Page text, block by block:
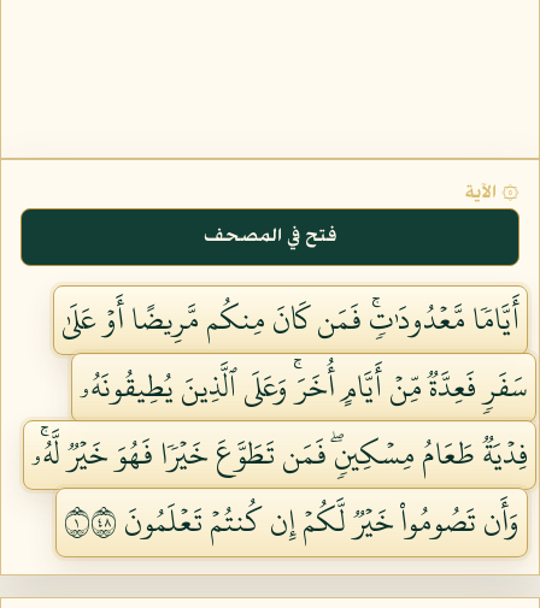
۞ الآية
فتح في المصحف
أَيَّامٗا مَّعۡدُودَٰتٖۚ فَمَن كَانَ مِنكُم مَّرِيضًا أَوۡ عَلَىٰ
سَفَرٖ فَعِدَّةٞ مِّنۡ أَيَّامٍ أُخَرَۚ وَعَلَى ٱلَّذِينَ يُطِيقُونَهُۥ
فِدۡيَةٞ طَعَامُ مِسۡكِينٖۖ فَمَن تَطَوَّعَ خَيۡرٗا فَهُوَ خَيۡرٞ لَّهُۥۚ
وَأَن تَصُومُواْ خَيۡرٞ لَّكُمۡ إِن كُنتُمۡ تَعۡلَمُونَ ١٨٤